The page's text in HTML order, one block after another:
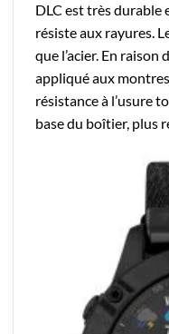
DLC est très durable
résiste aux rayures.
que l’acier. En
appliqué aux
résistance à l’usure
base du boîtier, plus